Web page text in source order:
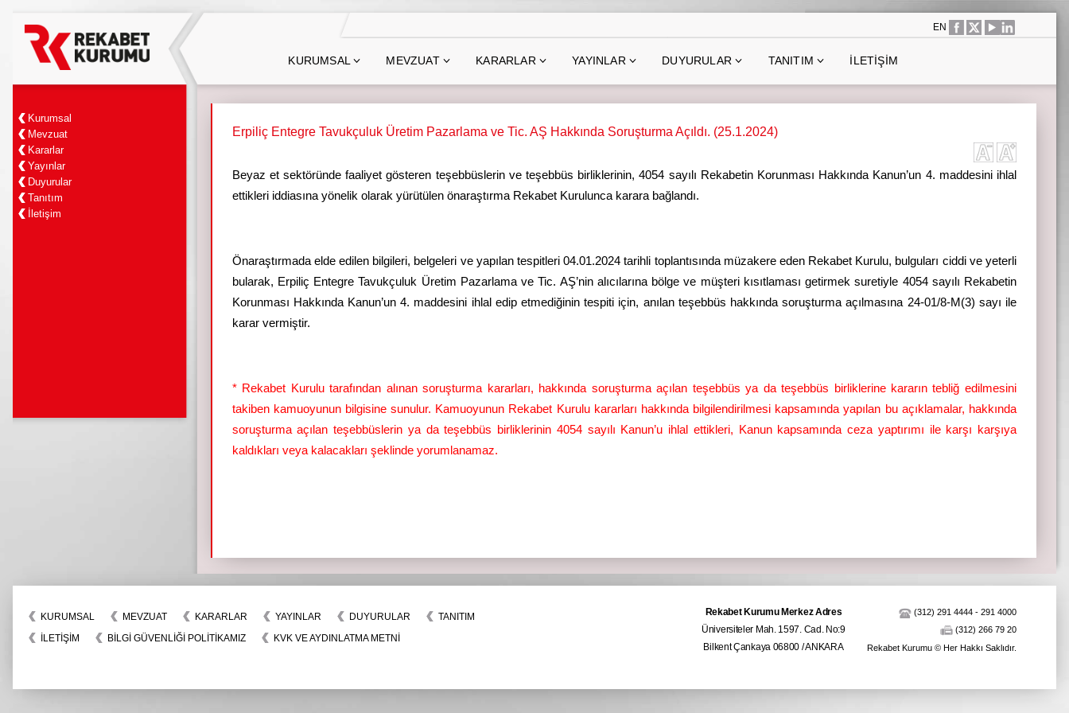
EN
KURUMSAL MEVZUAT KARARLAR YAYINLAR DUYURULAR TANITIM İLETIŞIM
Kurumsal
Mevzuat
Kararlar
Yayınlar
Duyurular
Tanıtım
İletişim
Erpiliç Entegre Tavukçuluk Üretim Pazarlama ve Tic. AŞ Hakkında Soruşturma Açıldı. (25.1.2024)
Beyaz et sektöründe faaliyet gösteren teşebbüslerin ve teşebbüs birliklerinin, 4054 sayılı Rekabetin Korunması Hakkında Kanun’un 4. maddesini ihlal
ettikleri iddiasına yönelik olarak yürütülen önaraştırma Rekabet Kurulunca karara bağlandı.
Önaraştırmada elde edilen bilgileri, belgeleri ve yapılan tespitleri 04.01.2024 tarihli toplantısında müzakere eden Rekabet Kurulu, bulguları ciddi ve yeterli
bularak, Erpiliç Entegre Tavukçuluk Üretim Pazarlama ve Tic. AŞ’nin alıcılarına bölge ve müşteri kısıtlaması getirmek suretiyle 4054 sayılı Rekabetin
Korunması Hakkında Kanun’un 4. maddesini ihlal edip etmediğinin tespiti için, anılan teşebbüs hakkında soruşturma açılmasına 24-01/8-M(3) sayı ile
karar vermiştir.
* Rekabet Kurulu tarafından alınan soruşturma kararları, hakkında soruşturma açılan teşebbüs ya da teşebbüs birliklerine kararın tebliğ edilmesini
takiben kamuoyunun bilgisine sunulur. Kamuoyunun Rekabet Kurulu kararları hakkında bilgilendirilmesi kapsamında yapılan bu açıklamalar, hakkında
soruşturma açılan teşebbüslerin ya da teşebbüs birliklerinin 4054 sayılı Kanun’u ihlal ettikleri, Kanun kapsamında ceza yaptırımı ile karşı karşıya
kaldıkları veya kalacakları şeklinde yorumlanamaz.
KURUMSAL MEVZUAT KARARLAR YAYINLAR DUYURULAR
TANITIM
İLETIŞIM
BİLGİ GÜVENLİĞİ POLİTİKAMIZ KVK VE AYDINLATMA METNİ
Rekabet Kurumu Merkez Adres
Üniversiteler Mah. 1597. Cad. No:9
Bilkent Çankaya 06800 / ANKARA
(312) 291 4444- 291 4000
(312) 266 79 20
Rekabet Kurumu © Her Hakkı Saklıdır.